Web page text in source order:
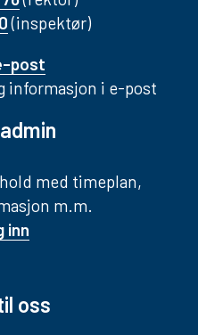
(inspektør)
post
informasjon i e-post
med timeplan,
m.m.
inn
oss